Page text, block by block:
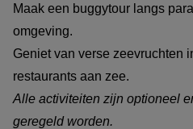
Maak een buggytour langs
omgeving.
Geniet van verse zeevruchten
restaurants aan zee.
Alle activiteiten zijn optioneel
geregeld worden.